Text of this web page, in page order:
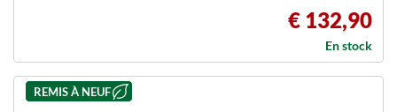
€ 132,90
En stock
REMIS À NEUF